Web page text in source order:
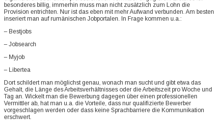
besonderes billig, immerhin muss man nicht zusätzlich zum Lohn die
Provision entrichten. Nur ist das eben mit mehr Aufwand verbunden. Am besten
inseriert man auf rumänischen Jobportalen. In Frage kommen u.a.:
– Bestjobs
– Jobsearch
– Myjob
– Libertea
Dort schildert man möglichst genau, wonach man sucht und gibt etwa das
Gehalt, die Länge des Arbeitsverhältnisses oder die Arbeitszeit pro Woche und
Tag an. Wickelt man die Bewerbung dagegen über einen professionellen
Vermittler ab, hat man u.a. die Vorteile, dass nur qualifizierte Bewerber
vorgeschlagen werden oder dass keine Sprachbarriere die Kommunikation
erschwert.